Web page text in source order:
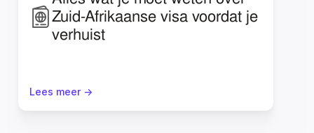
Zuid-Afrikaanse visa voordat je
verhuist
Lees meer ->